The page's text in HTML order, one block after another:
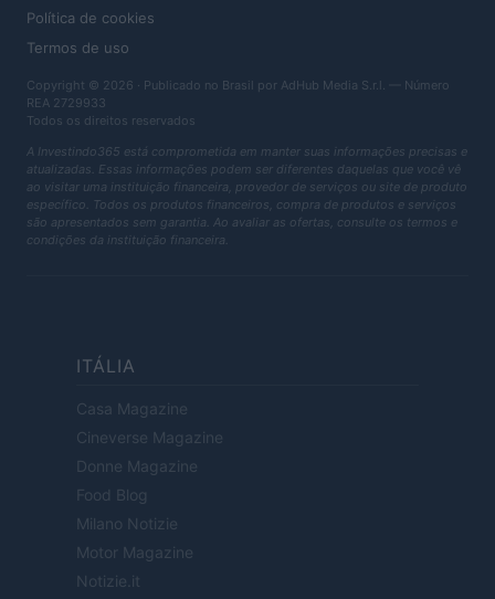
Política de cookies
Termos de uso
Copyright © 2026 · Publicado no Brasil por AdHub Media S.r.l. — Número
REA 2729933
Todos os direitos reservados
A Investindo365 está comprometida em manter suas informações precisas e
atualizadas. Essas informações podem ser diferentes daquelas que você vê
ao visitar uma instituição financeira, provedor de serviços ou site de produto
específico. Todos os produtos financeiros, compra de produtos e serviços
são apresentados sem garantia. Ao avaliar as ofertas, consulte os termos e
condições da instituição financeira.
ITÁLIA
Casa Magazine
Cineverse Magazine
Donne Magazine
Food Blog
Milano Notizie
Motor Magazine
Notizie.it